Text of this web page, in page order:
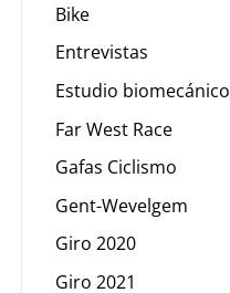
Bike
Entrevistas
Estudio biomecánico
Far West Race
Gafas Ciclismo
Gent-Wevelgem
Giro 2020
Giro 2021